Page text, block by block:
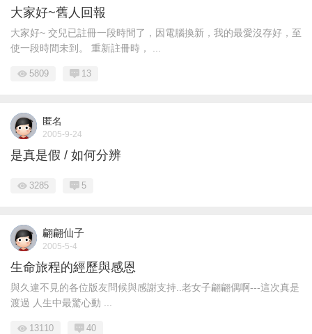
大家好~舊人回報
大家好~ 交兒已註冊一段時間了，因電腦換新，我的最愛沒存好，至
使一段時間未到。 重新註冊時， ...
5809 13
匿名
2005-9-24
是真是假 / 如何分辨
3285 5
翩翩仙子
2005-5-4
生命旅程的經歷與感恩
與久違不見的各位版友問候與感謝支持..老女子翩翩偶啊---這次真是
渡過 人生中最驚心動 ...
13110 40